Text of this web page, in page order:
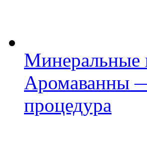
Минеральные
Аромаванны —
процедура